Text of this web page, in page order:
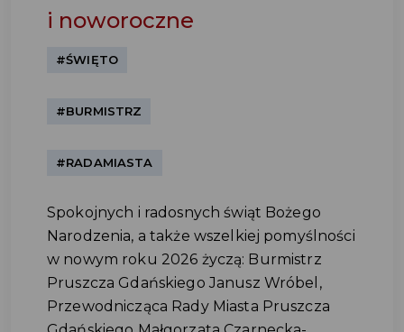
i noworoczne
#ŚWIĘTO
#BURMISTRZ
#RADAMIASTA
Spokojnych i radosnych świąt Bożego
Narodzenia, a także wszelkiej pomyślności
w nowym roku 2026 życzą: Burmistrz
Pruszcza Gdańskiego Janusz Wróbel,
Przewodnicząca Rady Miasta Pruszcza